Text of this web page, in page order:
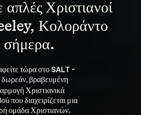
απλές Χριστιανοί
Κολοράντο
σήμερα.
τώρα στο SALT -
δωρεάν, βραβευμένη
Χριστιανικά
που διαχειρίζεται μια
ομάδα Χριστιανών.